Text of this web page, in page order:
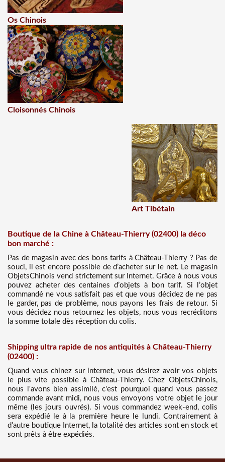
Os Chinois
Cloisonnés Chinois
Art Tibétain
Boutique de la Chine à Château-Thierry (02400) la déco
bon marché :
Pas de magasin avec des bons tarifs à Château-Thierry ? Pas de
souci, il est encore possible de d’acheter sur le net. Le magasin
ObjetsChinois vend strictement sur Internet. Grâce à nous vous
pouvez acheter des centaines d’objets à bon tarif. Si l’objet
commandé ne vous satisfait pas et que vous décidez de ne pas
le garder, pas de problème, nous payons les frais de retour. Si
vous décidez nous retournez les objets, nous vous recréditons
la somme totale dès réception du colis.
Shipping ultra rapide de nos antiquités à Château-Thierry
(02400) :
Quand vous chinez sur internet, vous désirez avoir vos objets
le plus vite possible à Château-Thierry. Chez ObjetsChinois,
nous l'avons bien assimilé, c'est pourquoi quand vous passez
commande avant midi, nous vous envoyons votre objet le jour
même (les jours ouvrés). Si vous commandez week-end, colis
sera expédié le à la première heure le lundi. Contrairement à
d’autre boutique Internet, la totalité des articles sont en stock et
sont prêts à être expédiés.